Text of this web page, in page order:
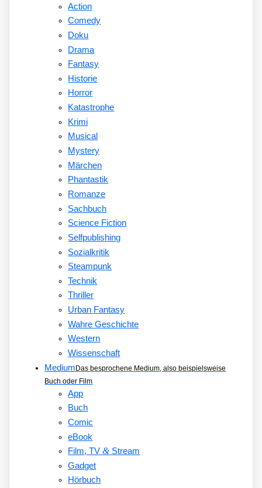
Action
Comedy
Doku
Drama
Fantasy
Historie
Horror
Katastrophe
Krimi
Musical
Mystery
Märchen
Phantastik
Romanze
Sachbuch
Science Fiction
Selfpublishing
Sozialkritik
Steampunk
Technik
Thriller
Urban Fantasy
Wahre Geschichte
Western
Wissenschaft
MediumDas besprochene Medium, also beispielsweise
Buch oder Film
App
Buch
Comic
eBook
Film, TV&Stream
Gadget
Hörbuch